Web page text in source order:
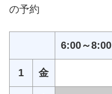
の予約
6:00～8:00
1 金